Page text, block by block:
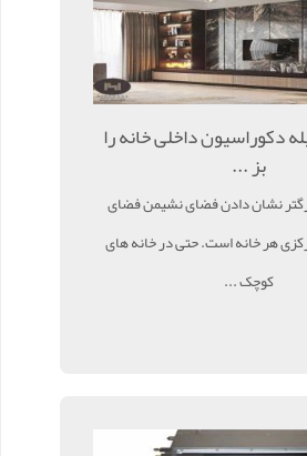
دکوراسیون داخلی خانه را
بز ...
نشان دادن فضای نشیمن فضای
هر خانه است. حتی در خانه های
کوچک ...